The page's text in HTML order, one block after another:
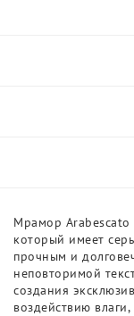
Мрамор
который имеет
прочным и
неповторимой
создания
воздействию